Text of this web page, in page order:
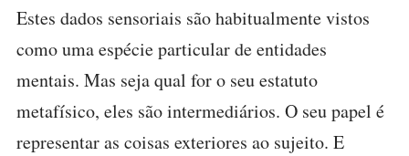
Estes dados sensoriais são habitualmente vistos
como uma espécie particular de entidades
mentais. Mas seja qual for o seu estatuto
metafísico, eles são intermediários. O seu papel é
representar as coisas exteriores ao sujeito. E